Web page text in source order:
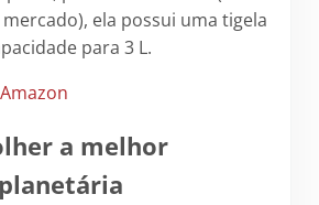
ela possui uma tigela
para 3 L.
a melhor